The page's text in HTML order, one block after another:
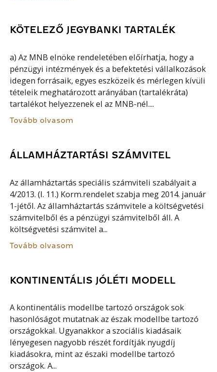
KÖTELEZŐ JEGYBANKI TARTALÉK
a) Az MNB elnöke rendeletében előírhatja, hogy a
pénzügyi intézmények és a befektetési vállalkozások
idegen forrásaik, egyes eszközeik és mérlegen kívüli
tételeik meghatározott arányában (tartalékráta)
tartalékot helyezzenek el az MNB-nél....
Tovább olvasom
ÁLLAMHÁZTARTÁSI SZÁMVITEL
Az államháztartás speciális számviteli szabályait a
4/2013. (I. 11.) Korm.rendelet szabja meg 2014. január
1-jétől. Az államháztartás számvitele a költségvetési
számvitelből és a pénzügyi számvitelből áll. A
költségvetési számvitel a...
Tovább olvasom
KONTINENTÁLIS JÓLÉTI MODELL
A kontinentális modellbe tartozó országok sok
hasonlóságot mutatnak az észak modellbe tartozó
országokkal. Ugyanakkor a szociális kiadásaik
lényegesen nagyobb részét fordítják nyugdíj
kiadásokra, mint az északi modellbe tartozó
országok. A...